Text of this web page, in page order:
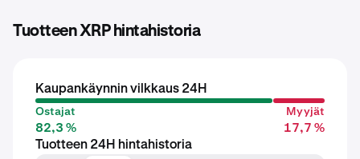
Tuotteen XRP hintahistoria
Kaupankäynnin vilkkaus 24H
Ostajat
82,3 %
Myyjät
17,7 %
Tuotteen 24H hintahistoria